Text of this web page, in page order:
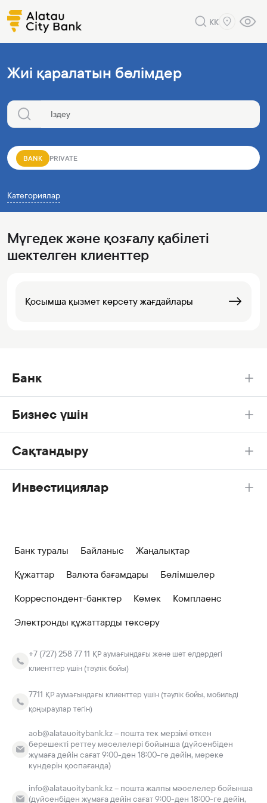
KK
Жиі қаралатын бөлімдер
BANK PRIVATE
Категориялар
Мүгедек және қозғалу қабілеті
шектелген клиенттер
Қосымша қызмет көрсету жағдайлары
Банк
Бизнес үшін
Сақтандыру
Инвестициялар
Банк туралы Байланыс
Жаңалықтар
Құжаттар
Валюта бағамдары
Бөлімшелер
Корреспондент-банктер
Көмек
Комплаенс
Электронды құжаттарды тексеру
+7 (727) 258 77 11 ҚР аумағындағы және шет елдердегі
клиенттер үшін (тәулік бойы)
7711 ҚР аумағындағы клиенттер үшін (тәулік бойы, мобильді
қоңыраулар тегін)
acb@alataucitybank.kz – пошта тек мерзімі өткен
берешекті реттеу мәселелері бойынша (дүйсенбіден
жұмаға дейін сағат 9:00-ден 18:00-ге дейін, мереке
күндерін қоспағанда)
info@alataucitybank.kz – пошта жалпы мәселелер бойынша
(дүйсенбіден жұмаға дейін сағат 9:00-ден 18:00-ге дейін,